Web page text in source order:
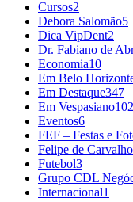
Cursos2
Debora Salomão5
Dica VipDent2
Dr. Fabiano de
Economia10
Em Belo
Em Destaque347
Em Vespasiano102
Eventos6
FEF – Festas e
Felipe de Carvalho
Futebol3
Grupo CDL
Internacional1